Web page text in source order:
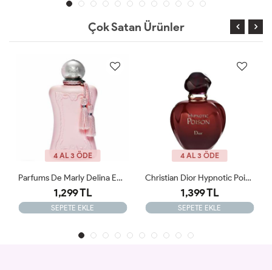
Çok Satan Ürünler
4 AL 3 ÖDE
Christian Dior Hypnotic Poison Orijinal Tester 100ml Edp Kadın Tester Parfüm
1,399 TL
SEPETE EKLE
4 AL 3 ÖDE
Vanilla Powder MATİERE PREMİERE 100ml Tester
1,950 TL
SEPETE EKLE